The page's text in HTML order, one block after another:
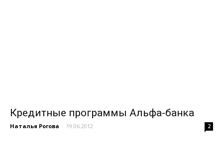
Кредитные программы Альфа-банка
Наталья Рогова - 19.06.2012 2